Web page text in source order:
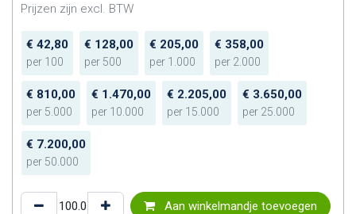
Prijzen zijn excl. BTW
€ 42,80
per 100
€ 128,00
per 500
€ 205,00
per 1.000
€ 358,00
per 2.000
€ 810,00
per 5.000
€ 1.470,00
per 10.000
€ 2.205,00
per 15.000
€ 3.650,00
per 25.000
€ 7.200,00
per 50.000
Aan winkelmandje toevoegen